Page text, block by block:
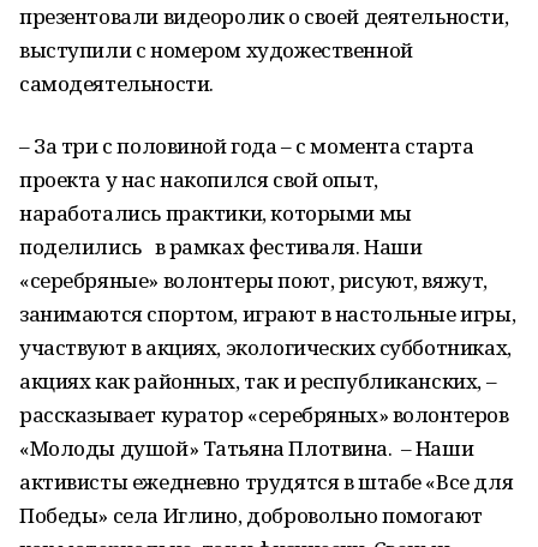
презентовали видеоролик о своей деятельности,
выступили с номером художественной
самодеятельности.
– За три с половиной года – с момента старта
проекта у нас накопился свой опыт,
наработались практики, которыми мы
поделились в рамках фестиваля. Наши
«серебряные» волонтеры поют, рисуют, вяжут,
занимаются спортом, играют в настольные игры,
участвуют в акциях, экологических субботниках,
акциях как районных, так и республиканских, –
рассказывает куратор «серебряных» волонтеров
«Молоды душой» Татьяна Плотвина. – Наши
активисты ежедневно трудятся в штабе «Все для
Победы» села Иглино, добровольно помогают